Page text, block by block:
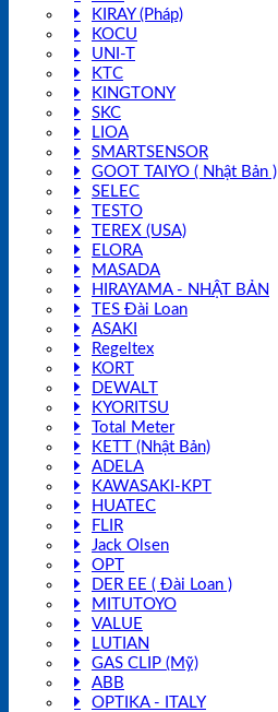
KIRAY (Pháp)
KOCU
UNI-T
KTC
KINGTONY
SKC
LIOA
SMARTSENSOR
GOOT TAIYO ( Nhật Bản )
SELEC
TESTO
TEREX (USA)
ELORA
MASADA
HIRAYAMA - NHẬT BẢN
TES Đài Loan
ASAKI
Regeltex
KORT
DEWALT
KYORITSU
Total Meter
KETT (Nhật Bản)
ADELA
KAWASAKI-KPT
HUATEC
FLIR
Jack Olsen
OPT
DER EE ( Đài Loan )
MITUTOYO
VALUE
LUTIAN
GAS CLIP (Mỹ)
ABB
OPTIKA - ITALY